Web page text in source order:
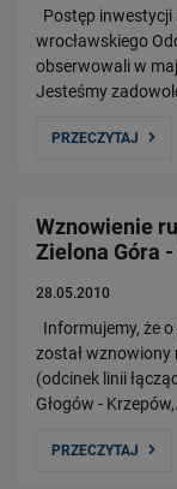
Postęp inwestycji
wrocławskiego
obserwowali w
Jesteśmy
PRZECZYTAJ
Wznowienie
Zielona Góra
28.05.2010
Informujemy, że
został wznowiony
(odcinek linii
Głogów -
PRZECZYTAJ